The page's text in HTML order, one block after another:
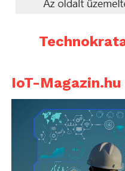
IoT-Magazin.hu